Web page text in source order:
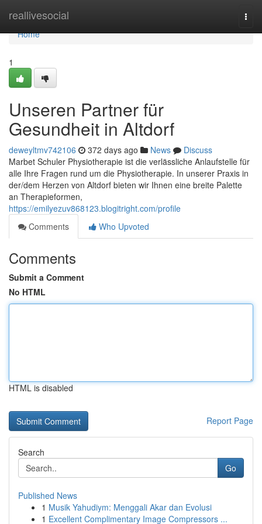
reallivesocial
Home
Home
1
Unseren Partner für
Gesundheit in Altdorf
deweyltmv742106 372 days ago News
Discuss
Marbet Schuler Physiotherapie ist die verlässliche Anlaufstelle für
alle Ihre Fragen rund um die Physiotherapie. In unserer Praxis in
der/dem Herzen von Altdorf bieten wir Ihnen eine breite Palette
an Therapieformen,
https://emilyezuv868123.blogitright.com/profile
Comments
Who Upvoted
Comments
Submit a Comment
No HTML
HTML is disabled
Report Page
Search
Go
Published News
1 Musik Yahudiym: Menggali Akar dan Evolusi
1 Excellent Complimentary Image Compressors ...